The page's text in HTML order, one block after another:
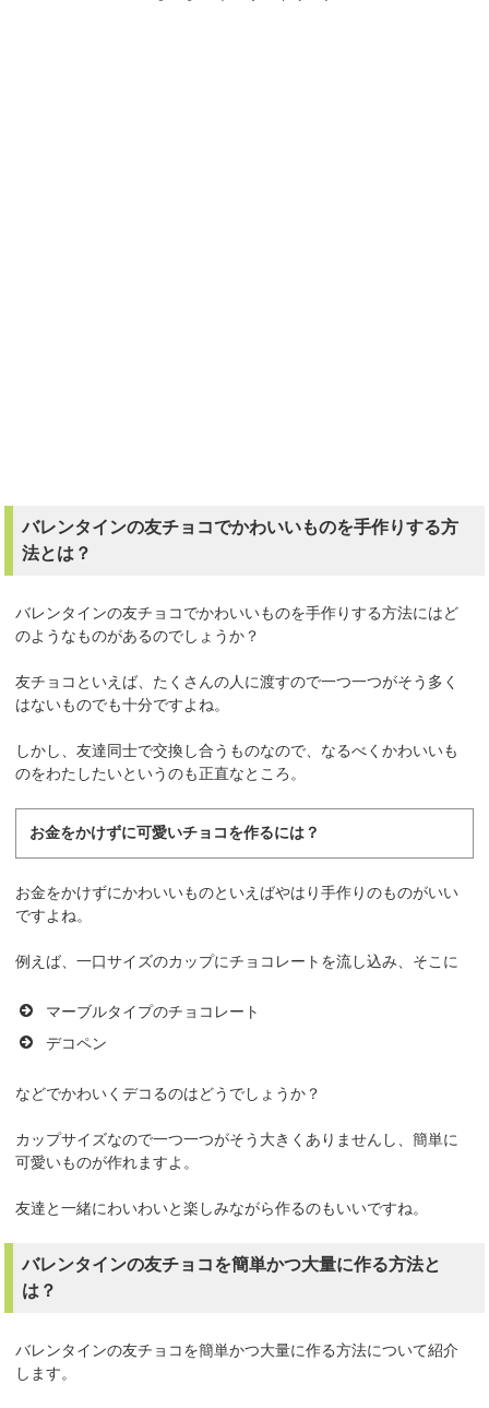
バレンタインの友チョコでかわいいものを手作りする方
法とは？
バレンタインの友チョコでかわいいものを手作りする方法にはど
のようなものがあるのでしょうか？
友チョコといえば、たくさんの人に渡すので一つ一つがそう多く
はないものでも十分ですよね。
しかし、友達同士で交換し合うものなので、なるべくかわいいも
のをわたしたいというのも正直なところ。
お金をかけずに可愛いチョコを作るには？
お金をかけずにかわいいものといえばやはり手作りのものがいい
ですよね。
例えば、一口サイズのカップにチョコレートを流し込み、そこに
マーブルタイプのチョコレート
デコペン
などでかわいくデコるのはどうでしょうか？
カップサイズなので一つ一つがそう大きくありませんし、簡単に
可愛いものが作れますよ。
友達と一緒にわいわいと楽しみながら作るのもいいですね。
バレンタインの友チョコを簡単かつ大量に作る方法と
は？
バレンタインの友チョコを簡単かつ大量に作る方法について紹介
します。